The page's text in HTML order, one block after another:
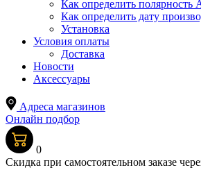
Как определить полярность
Как определить дату
Установка
Условия оплаты
Доставка
Новости
Аксессуары
Адреса магазинов
Онлайн подбор
0
Скидка при самостоятельном заказе